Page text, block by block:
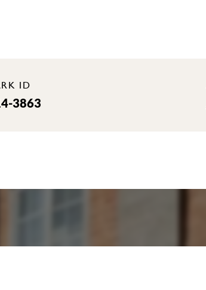
ID
3863